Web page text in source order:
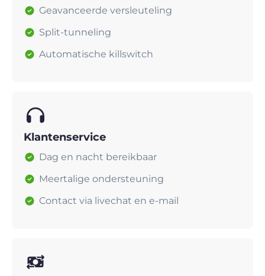
Geavanceerde versleuteling
Split-tunneling
Automatische killswitch
Klantenservice
Dag en nacht bereikbaar
Meertalige ondersteuning
Contact via livechat en e-mail